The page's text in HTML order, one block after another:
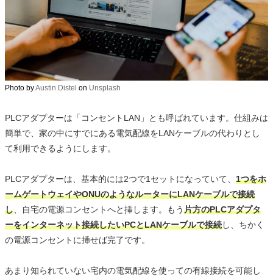
Photo byAustin Distel on Unsplash
PLCアダプターは「コンセントLAN」とも呼ばれています。仕組みは
簡単で、家の中にすでにある電気配線をLANケーブルの代わりとし
て利用できるようにします。
PLCアダプターは、基本的には2つで1セットになっていて、 1つをホ
ームゲートウェイやONUのようなルーターにLANケーブルで接続
し 、自宅の電源コンセントへと挿します。もう片方のPLCアダプタ
ーをインターネット接続したいPCとLANケーブルで接続し、ちかく
の電源コンセントに挿せば完了です。
あまり知られていない宅内の電気配線を使っての有線接続を可能し